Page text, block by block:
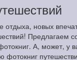
отдыха, новых
Предлагаем
А, может, у
фотокниг